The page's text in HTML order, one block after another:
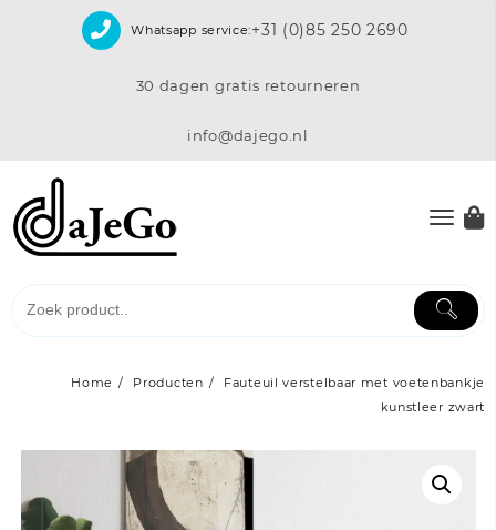
Whatsapp service:+31 (0)85 250 2690
30 dagen gratis retourneren
info@dajego.nl
Home Producten
Fauteuil verstelbaar met voetenbankje
kunstleer zwart